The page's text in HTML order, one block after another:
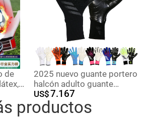
de
de
2025 nuevo guante portero
halcón adulto guante
portero juvenil guante
entrenamiento guante de
costura especial
US$7.167
productos